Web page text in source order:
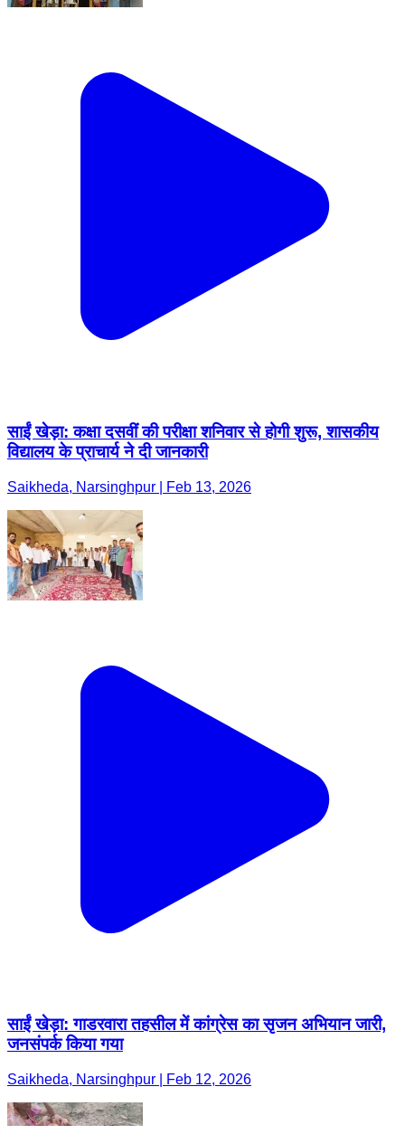
साईं खेड़ा: कक्षा दसवीं की परीक्षा शनिवार से होगी शुरू, शासकीय
विद्यालय के प्राचार्य ने दी जानकारी
Saikheda, Narsinghpur | Feb 13, 2026
साईं खेड़ा: गाडरवारा तहसील में कांग्रेस का सृजन अभियान जारी,
जनसंपर्क किया गया
Saikheda, Narsinghpur | Feb 12, 2026